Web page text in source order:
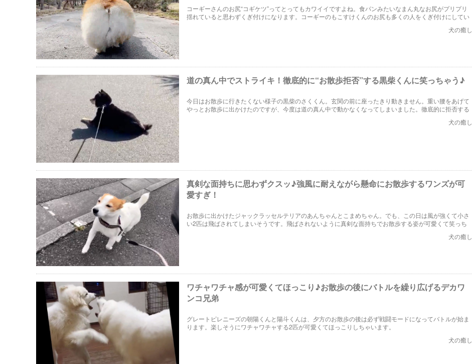
コーギーさんのお尻“コギケツ”ってとってもカワイイですよね。食パンみたいなまん丸なお尻がプリプリ
揺れていると思わずくぎ付けになります。コーギーのもこすけくんのお尻も多くの人をくぎ付けにしてい
犬の癒し
道の真ん中でストライキ！徹底的に“お散歩拒否”する黒柴くんに笑っちゃう♪
今日はお散歩に行きたくない様子の黒柴のさくくん。玄関の前に座ったきり動きません。重い腰をあげて
やっとお散歩に出かけたのですが、今度は道の真ん中で動かなくなってしまいました。徹底的に拒否する
犬の癒し
真剣な面持ちに思わずクスッ♪強風に耐えながら懸命にお散歩するワンズが可
愛すぎ！
お散歩に出かけたジャックラッセルテリアのあんちゃんとこまめちゃん。でも、この日は風が強くて小さ
い2匹は飛ばされてしまいそうです。飛ばされないように真剣な面持ちでお散歩する姿が可愛くて笑っち
犬の癒し
ワチャワチャ感が可愛くてほっこり♪お散歩の後にバトルを繰り広げるデカワ
ンコ兄弟
グレートピレニーズの朝陽くんと陽斗くんは、夕方のお散歩の後は必ず戦闘モードになってバトルが始ま
ります。楽しそうにワチャワチャする2匹が可愛くてほっこりしちゃいます。
犬の癒し